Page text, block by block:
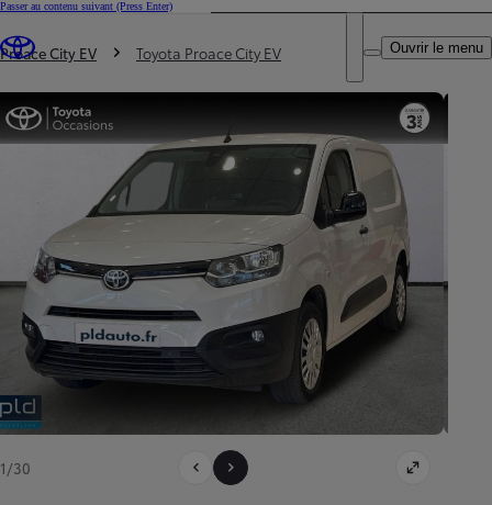
Passer au contenu suivant (Press Enter)
Trouvez un partenaire Toyota
DEALER NAME
Ouvrir le menu
Vous êtes ici
Proace City EV Toyota Proace City EV
1/30